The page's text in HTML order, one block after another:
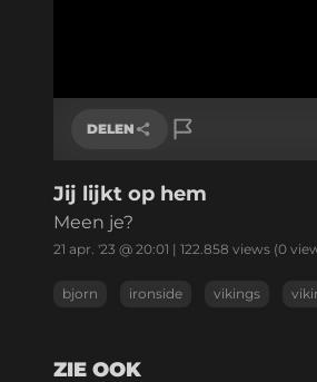
DELEN
Link kopiëren
Jij lijkt op hem
Meen je?
21 apr. '23 @ 20:01 | 122.858 views (0
bjorn ironside vikings
ZIE OOK